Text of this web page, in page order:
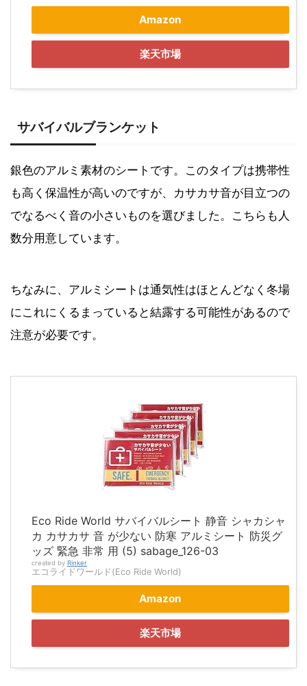
Amazon
楽天市場
サバイバルブランケット
銀色のアルミ素材のシートです。このタイプは携帯性
も高く保温性が高いのですが、カサカサ音が目立つの
でなるべく音の小さいものを選びました。こちらも人
数分用意しています。
ちなみに、アルミシートは通気性はほとんどなく冬場
にこれにくるまっていると結露する可能性があるので
注意が必要です。
Eco Ride World サバイバルシート 静音 シャカシャ
カ カサカサ 音 が少ない 防寒 アルミシート 防災グ
ッズ 緊急 非常 用 (5) sabage_126-03
created by Rinker
エコライドワールド(Eco Ride World)
Amazon
楽天市場